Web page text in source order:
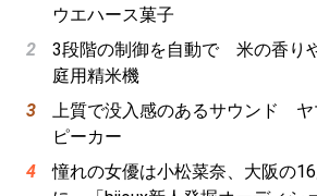
ウエハース菓子
3段階の制御を自動で 米の香り
庭用精米機
上質で没入感のあるサウンド ヤ
ピーカー
憧れの女優は小松菜奈、大阪の